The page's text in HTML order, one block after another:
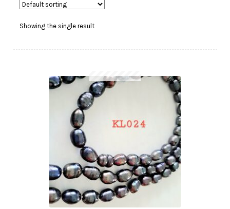
My Account
Cart
Checkout
Konfirmasi Pembayaran
Cara Order
Showing the single result